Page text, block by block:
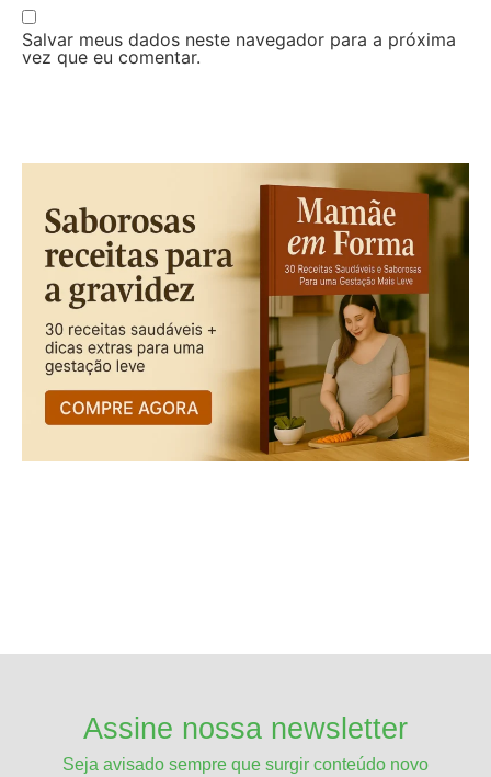
Salvar meus dados neste navegador para a próxima
vez que eu comentar.
Assine nossa newsletter
Seja avisado sempre que surgir conteúdo novo